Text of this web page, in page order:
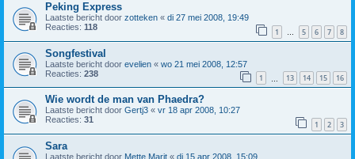
Peking Express
Laatste bericht door zotteken « di 27 mei 2008, 19:49
Reacties: 118 1 … 5 6 7 8
Songfestival
Laatste bericht door evelien « wo 21 mei 2008, 12:57
Reacties: 238 1 13 14 15 16
Wie wordt de man van Phaedra?
Laatste bericht door Gertj3 « vr 18 apr 2008, 10:27
Reacties: 31 1 2 3
Sara
Laatste bericht door Mette Marit « di 15 apr 2008, 15:09